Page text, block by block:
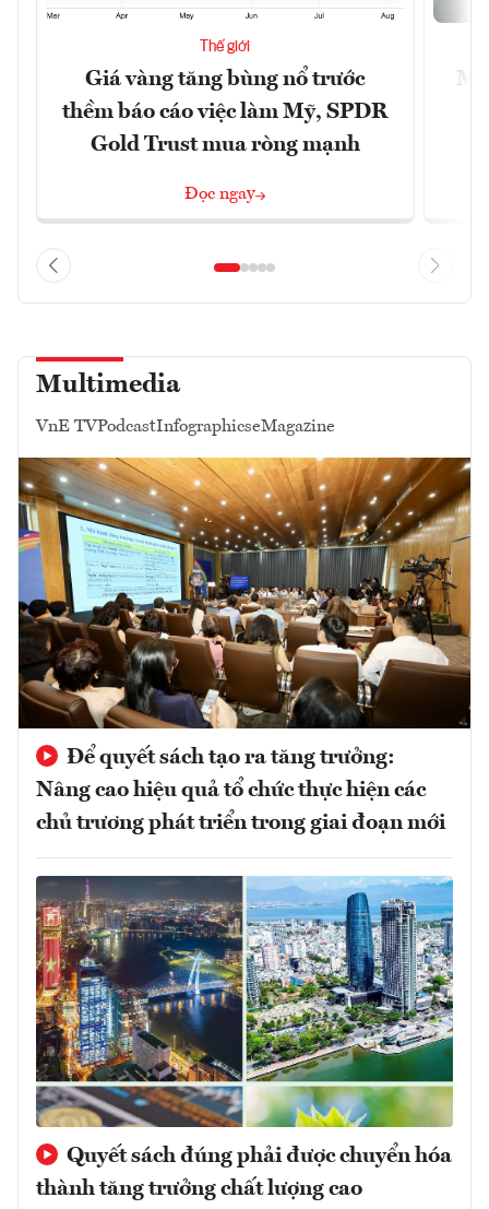
Thế giới
Giá vàng tăng bùng nổ trước
thềm báo cáo việc làm Mỹ, SPDR
Gold Trust mua ròng mạnh
Đọc ngay
Multimedia
VnE TVPodcastInfographicseMagazine
Để quyết sách tạo ra tăng trưởng:
Nâng cao hiệu quả tổ chức thực hiện các
chủ trương phát triển trong giai đoạn mới
Quyết sách đúng phải được chuyển hóa
thành tăng trưởng chất lượng cao